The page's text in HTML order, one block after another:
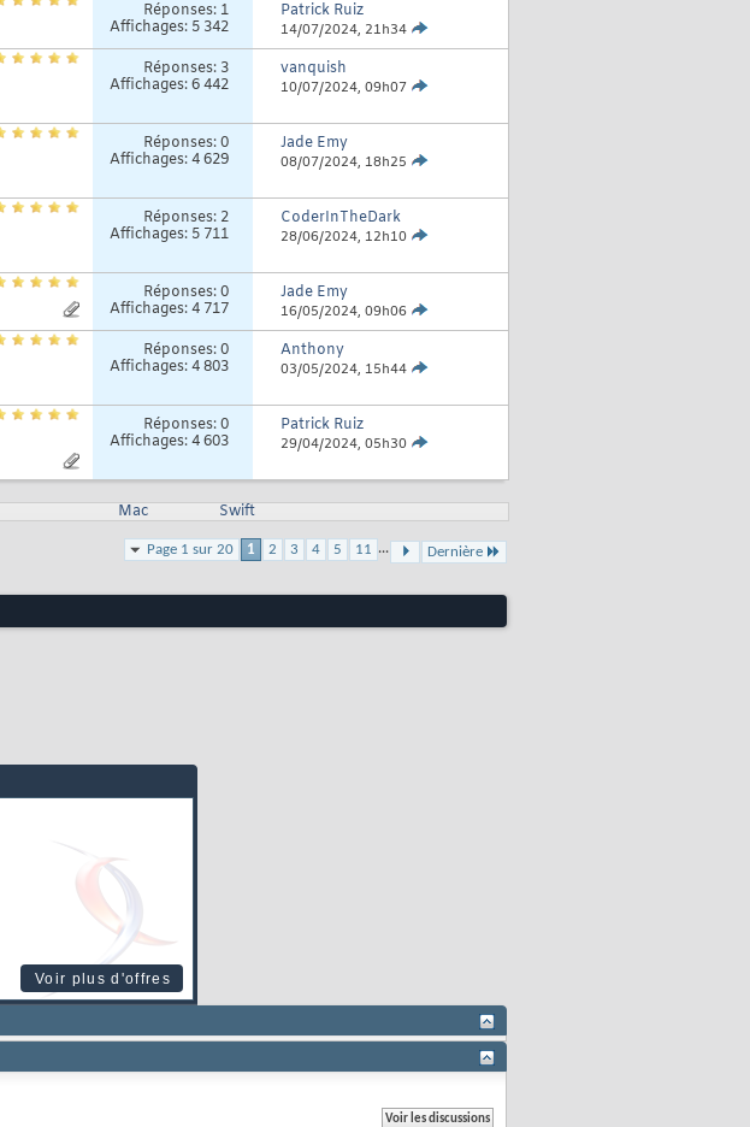
Réponses: 1
Affichages: 5 342
Patrick Ruiz
14/07/2024, 21h34
Réponses: 3
Affichages: 6 442
vanquish
10/07/2024, 09h07
Réponses:0
Affichages: 4 629
Jade Emy
08/07/2024, 18h25
Réponses: 2
Affichages: 5 711
CoderInTheDark
28/06/2024, 12h10
Réponses:0
Affichages: 4 717
Jade Emy
16/05/2024, 09h06
Réponses:0
Affichages: 4 803
Anthony
03/05/2024, 15h44
Réponses:0
Affichages: 4 603
Patrick Ruiz
29/04/2024, 05h30
Mac Swift
Page 1 sur 20 1 2 3 4 5 11 ... Dernière
Voir plus d'offres